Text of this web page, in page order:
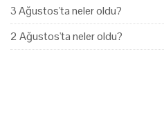
3 Ağustos'ta neler oldu?
2 Ağustos'ta neler oldu?